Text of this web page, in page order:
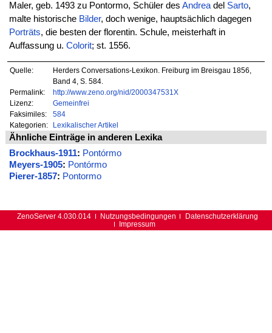
Maler, geb. 1493 zu Pontormo, Schüler des Andreadel Sarto,
malte historische Bilder, doch wenige, hauptsächlich dagegen
Porträts, die besten der florentin. Schule, meisterhaft in
Auffassung u. Colorit; st. 1556.
Quelle:
Herders Conversations-Lexikon. Freiburg im Breisgau 1856,
Band 4, S. 584.
Permalink:
http://www.zeno.org/nid/2000347531X
Lizenz:
Gemeinfrei
Faksimiles:
584
Kategorien:
Lexikalischer Artikel
Ähnliche Einträge in anderen Lexika
Brockhaus-1911: Pontórmo
Meyers-1905: Pontórmo
Pierer-1857: Pontormo
ZenoServer 4.030.014 Nutzungsbedingungen
Datenschutzerklärung
Impressum